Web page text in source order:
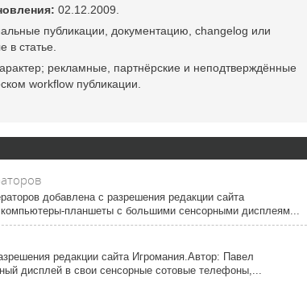
02.12.2009.
публикации, документацию, changelog или
статье.
рекламные, партнёрские и неподтверждённые
workflow публикации.
добавлена с разрешения редакции сайта
планшеты с большими сенсорными дисплеям...
редакции сайта Игромания.Автор: Павел
дисплей в свои сенсорные сотовые телефоны,...